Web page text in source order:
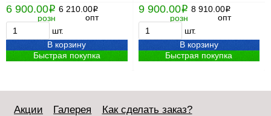
6 900.00i
розн
6 210.00i
опт
шт.
В корзину
Быстрая покупка
9 900.00i
розн
8 910.00i
опт
шт.
В корзину
Быстрая покупка
Акции Галерея
Как сделать заказ?